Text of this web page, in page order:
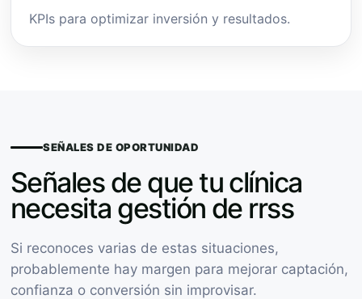
KPIs para optimizar inversión y resultados.
SEÑALES DE OPORTUNIDAD
Señales de que tu clínica
necesita gestión de rrss
Si reconoces varias de estas situaciones,
probablemente hay margen para mejorar captación,
confianza o conversión sin improvisar.